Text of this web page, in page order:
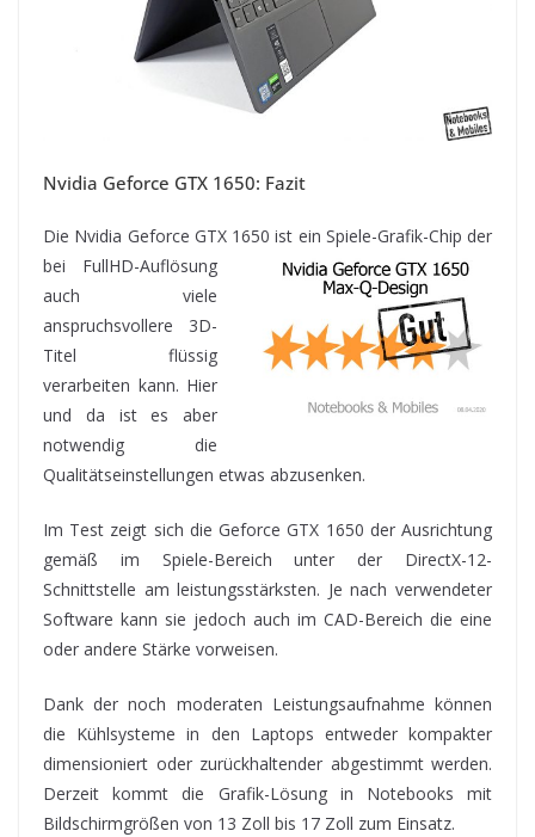
Nvidia Geforce GTX 1650: Fazit
Die Nvidia Geforce GTX 1650 ist ein Spiele-Grafik-Chip der
bei FullHD-Auflösung
auch viele
anspruchsvollere 3D-
Titel flüssig
verarbeiten kann. Hier
und da ist es aber
notwendig die
Qualitätseinstellungen etwas abzusenken.
Im Test zeigt sich die Geforce GTX 1650 der Ausrichtung
gemäß im Spiele-Bereich unter der DirectX-12-
Schnittstelle am leistungsstärksten. Je nach verwendeter
Software kann sie jedoch auch im CAD-Bereich die eine
oder andere Stärke vorweisen.
Dank der noch moderaten Leistungsaufnahme können
die Kühlsysteme in den Laptops entweder kompakter
dimensioniert oder zurückhaltender abgestimmt werden.
Derzeit kommt die Grafik-Lösung in Notebooks mit
Bildschirmgrößen von 13 Zoll bis 17 Zoll zum Einsatz.